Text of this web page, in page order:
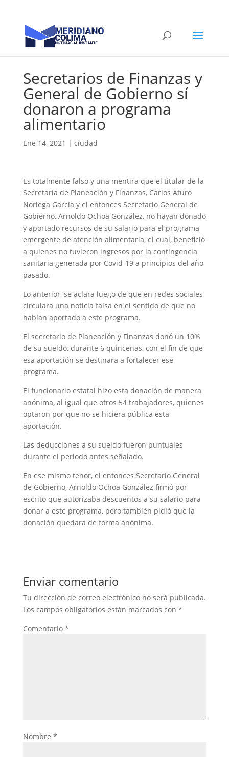
Secretarios de Finanzas y
General de Gobierno sí
donaron a programa
alimentario
Ene 14, 2021 | ciudad
Es totalmente falso y una mentira que el titular de la
Secretaría de Planeación y Finanzas, Carlos Aturo
Noriega García y el entonces Secretario General de
Gobierno, Arnoldo Ochoa González, no hayan donado
y aportado recursos de su salario para el programa
emergente de atención alimentaria, el cual, benefició
a quienes no tuvieron ingresos por la contingencia
sanitaria generada por Covid-19 a principios del año
pasado.
Lo anterior, se aclara luego de que en redes sociales
circulara una noticia falsa en el sentido de que no
habían aportado a este programa.
El secretario de Planeación y Finanzas donó un 10%
de su sueldo, durante 6 quincenas, con el fin de que
esa aportación se destinara a fortalecer ese
programa.
El funcionario estatal hizo esta donación de manera
anónima, al igual que otros 54 trabajadores, quienes
optaron por que no se hiciera pública esta
aportación.
Las deducciones a su sueldo fueron puntuales
durante el periodo antes señalado.
En ese mismo tenor, el entonces Secretario General
de Gobierno, Arnoldo Ochoa González firmó por
escrito que autorizaba descuentos a su salario para
donar a este programa, pero también pidió que la
donación quedara de forma anónima.
Enviar comentario
Tu dirección de correo electrónico no será publicada.
Los campos obligatorios están marcados con *
Comentario *
Nombre *